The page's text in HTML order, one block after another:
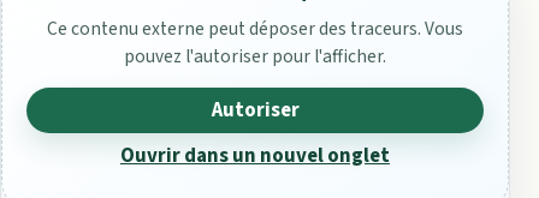
Ce contenu externe peut déposer des traceurs. Vous
pouvez l'autoriser pour l'afficher.
Autoriser
Ouvrir dans un nouvel onglet